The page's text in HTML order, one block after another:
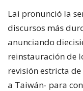
Lai pronunció la
discursos más
anunciando
reinstauración de
revisión estricta
a Taiwán- para